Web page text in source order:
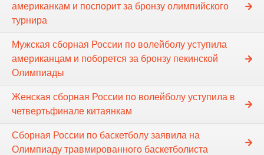
американкам и поспорит за бронзу олимпийского
турнира
Мужская сборная России по волейболу уступила
американцам и поборется за бронзу пекинской
Олимпиады
Женская сборная России по волейболу уступила в
четвертьфинале китаянкам
Сборная России по баскетболу заявила на
Олимпиаду травмированного баскетболиста